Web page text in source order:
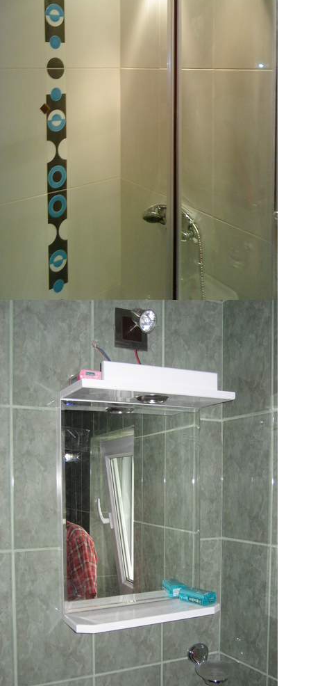
Klikni za veći prikaz
BRAĆE JERKOVIĆ
Klikni za veći prikaz